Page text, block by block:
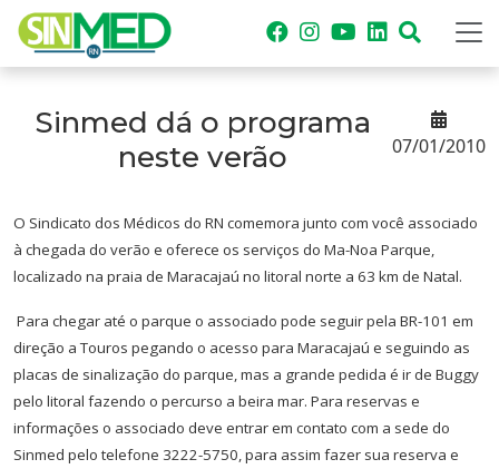
Sinmed dá o programa
neste verão
07/01/2010
O Sindicato dos Médicos do RN comemora junto com você associado
à chegada do verão e oferece os serviços do Ma-Noa Parque,
localizado na praia de Maracajaú no litoral norte a 63 km de Natal.
Para chegar até o parque o associado pode seguir pela BR-101 em
direção a Touros pegando o acesso para Maracajaú e seguindo as
placas de sinalização do parque, mas a grande pedida é ir de Buggy
pelo litoral fazendo o percurso a beira mar. Para reservas e
informações o associado deve entrar em contato com a sede do
Sinmed pelo telefone 3222-5750, para assim fazer sua reserva e